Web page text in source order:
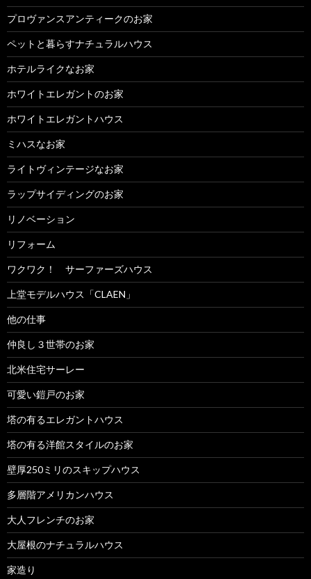
プロヴァンスアンティークのお家
ペットと暮らすナチュラルハウス
ホテルライクなお家
ホワイトエレガントのお家
ホワイトエレガントハウス
ミハスなお家
ライトヴィンテージなお家
ラップサイディングのお家
リノベーション
リフォーム
ワクワク！ サーファーズハウス
上堂モデルハウス「CLAEN」
他の仕事
仲良し３世帯のお家
北米住宅サーレー
可愛い鎧戸のお家
塔の有るエレガントハウス
塔の有る洋館スタイルのお家
壁厚250ミリのスキップハウス
多層階アメリカンハウス
大人フレンチのお家
大屋根のナチュラルハウス
家造り